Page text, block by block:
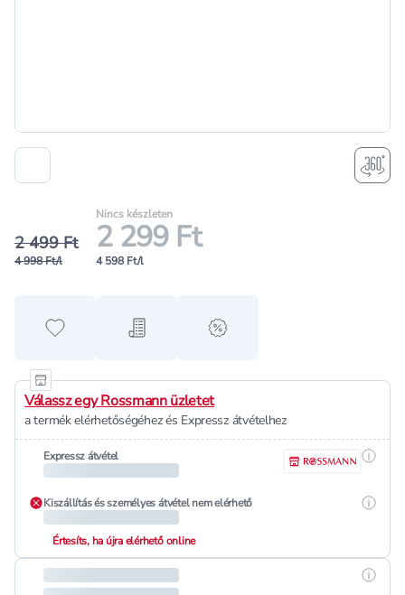
2 499 Ft
4 998 Ft/l
Nincs készleten
2 299 Ft
4 598 Ft/l
Hozzáadás a kedvencekhez
Hozzáadás a bevásárló listához
alert when on sale
Válassz egy Rossmann üzletet
a termék elérhetőségéhez és Expressz átvételhez
Expressz átvétel
Kiszállítás és személyes átvétel nem elérhető
Értesíts, ha újra elérhető online